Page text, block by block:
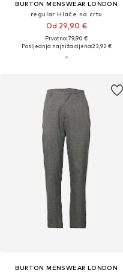
BURTON MENSWEAR LONDON
regular Hlače na crtu
Od 29,90 €
Prvotno: 79,90 €
Posljednja najniža cijena:23,92 €
BURTON MENSWEAR LONDON